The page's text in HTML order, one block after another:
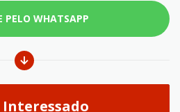
PELO WHATSAPP
Interessado